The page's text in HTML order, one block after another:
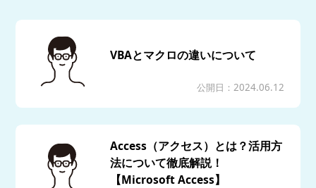
VBAとマクロの違いについて
公開日：2024.06.12
Access（アクセス）とは？活用方
法について徹底解説！
【Microsoft Access】